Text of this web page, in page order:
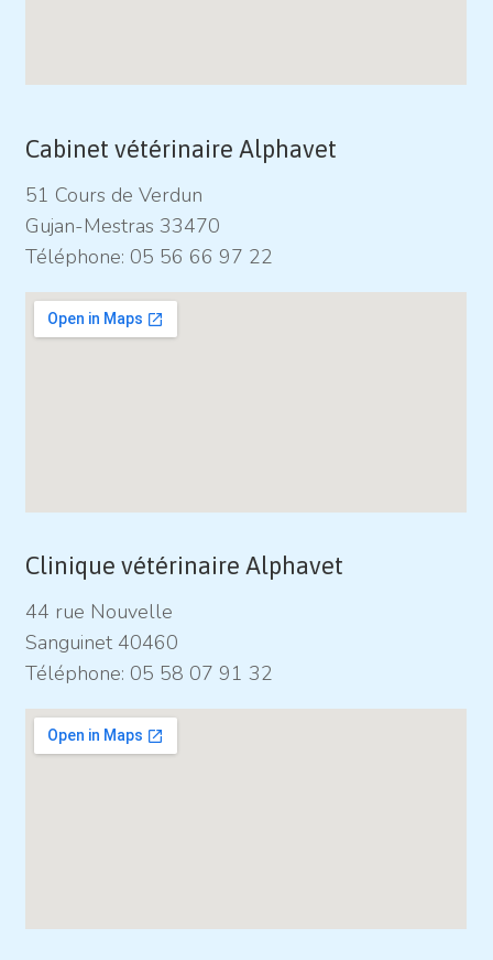
Cabinet vétérinaire Alphavet
51 Cours de Verdun
Gujan-Mestras 33470
Téléphone: 05 56 66 97 22
Clinique vétérinaire Alphavet
44 rue Nouvelle
Sanguinet 40460
Téléphone: 05 58 07 91 32